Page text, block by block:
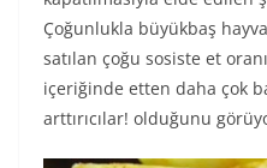
Çoğunlukla büyükbaş
satılan çoğu sosiste et
içeriğinde etten daha çok
arttırıcılar! olduğunu